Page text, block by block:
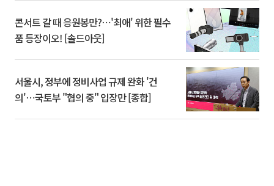
콘서트 갈 때 응원봉만?⋯'최애' 위한 필수
품 등장이오! [솔드아웃]
서울시, 정부에 정비사업 규제 완화 '건
의'⋯국토부 "협의 중" 입장만 [종합]